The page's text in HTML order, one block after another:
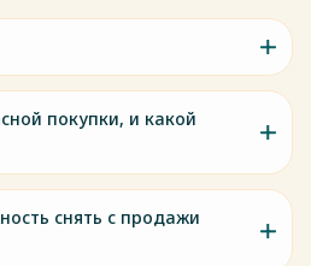
покупки, и какой
снять с продажи